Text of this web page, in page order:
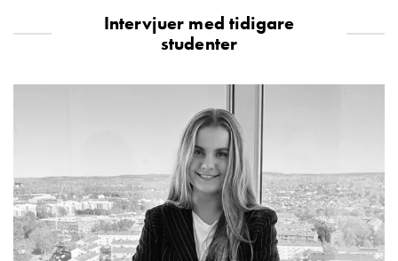
fastigheter
återförsäljare
Kunskap
Ordlista
elbilsladdning
Intervjuer med tidigare
studenter